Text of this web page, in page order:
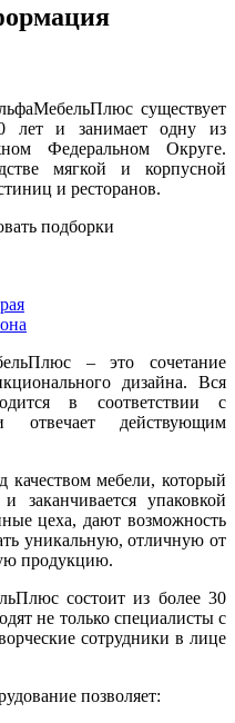
существует
лет и занимает одну из
Федеральном Округе.
мягкой и корпусной
и ресторанов.
подборки
– это сочетание
дизайна. Вся
в соответствии с
отвечает действующим
качеством мебели, который
заканчивается упаковкой
цеха, дают возможность
уникальную, отличную от
продукцию.
состоит из более 30
не только специалисты с
сотрудники в лице
позволяет: